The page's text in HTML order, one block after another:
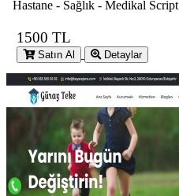
Hastane - Sağlık - Medikal Script
1500 TL
Satın Al Detaylar